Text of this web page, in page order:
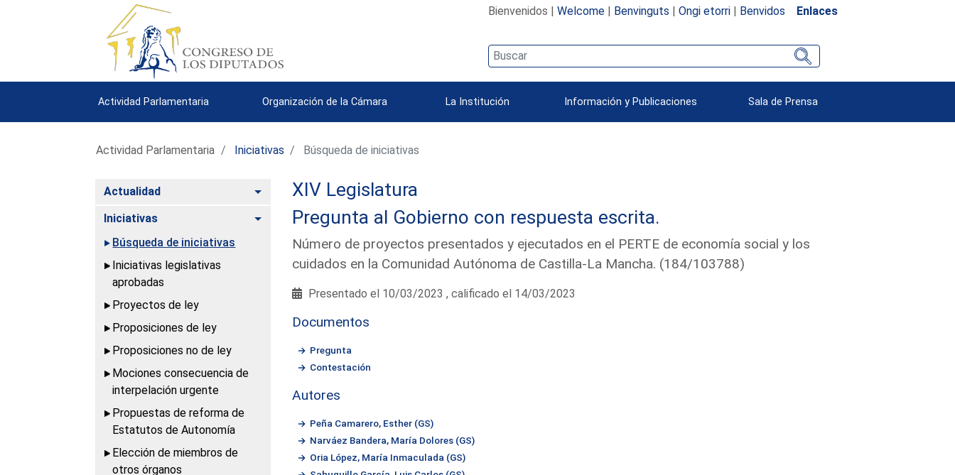
Bienvenidos | Welcome| Benvinguts | Ongi etorri| Benvidos Enlaces
Actividad Parlamentaria Organización de la Cámara La Institución Información y Publicaciones Sala de Prensa
Actividad Parlamentaria Iniciativas Búsqueda de iniciativas
Actualidad Alternar
Iniciativas
Alternar
Búsqueda de iniciativas
Iniciativas legislativas
aprobadas
Proyectos de ley
Proposiciones de ley
Proposiciones no de ley
Mociones consecuencia de
interpelación urgente
Propuestas de reforma de
Estatutos de Autonomía
Elección de miembros de
otros órganos
XIV Legislatura
Pregunta al Gobierno con respuesta escrita.
Número de proyectos presentados y ejecutados en el PERTE de economía social y los
cuidados en la Comunidad Autónoma de Castilla-La Mancha. (184/103788)
Presentado el 10/03/2023 , calificado el 14/03/2023
Documentos
Pregunta
Contestación
Autores
Peña Camarero, Esther (GS)
Narváez Bandera, María Dolores (GS)
Oria López, María Inmaculada (GS)